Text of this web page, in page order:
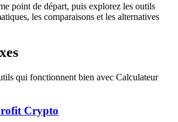
point de départ, puis explorez les outils
les comparaisons et les alternatives
qui fonctionnent bien avec Calculateur
Crypto